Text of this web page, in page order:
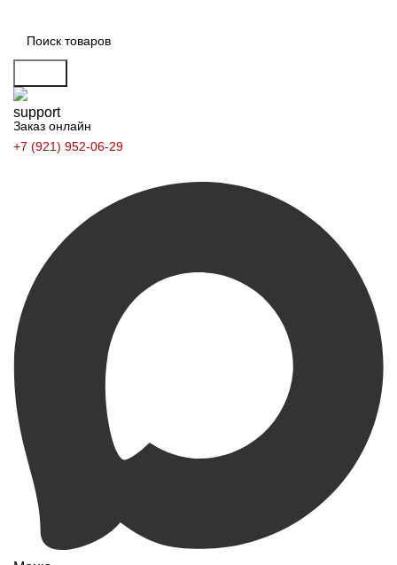
Заказ онлайн
+7 (921) 952-06-29